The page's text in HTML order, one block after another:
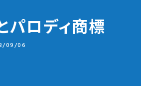
パロディ商標
09/06